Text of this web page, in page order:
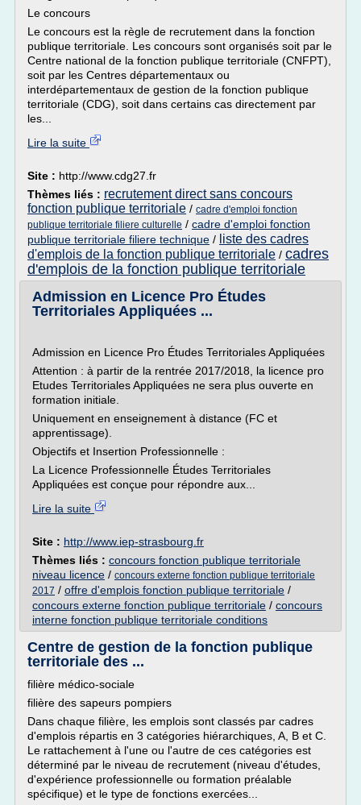
Le concours
Le concours est la règle de recrutement dans la fonction
publique territoriale. Les concours sont organisés soit par le
Centre national de la fonction publique territoriale (CNFPT),
soit par les Centres départementaux ou
interdépartementaux de gestion de la fonction publique
territoriale (CDG), soit dans certains cas directement par
les...
Lire la suite
Site : http://www.cdg27.fr
Thèmes liés : recrutement direct sans concours
fonction publique territoriale / cadre d'emploi fonction
publique territoriale filiere culturelle / cadre d'emploi fonction
publique territoriale filiere technique / liste des cadres
d'emplois de la fonction publique territoriale / cadres
d'emplois de la fonction publique territoriale
Admission en Licence Pro Études
Territoriales Appliquées ...
Admission en Licence Pro Études Territoriales Appliquées
Attention : à partir de la rentrée 2017/2018, la licence pro
Etudes Territoriales Appliquées ne sera plus ouverte en
formation initiale.
Uniquement en enseignement à distance (FC et
apprentissage).
Objectifs et Insertion Professionnelle :
La Licence Professionnelle Études Territoriales
Appliquées est conçue pour répondre aux...
Lire la suite
Site : http://www.iep-strasbourg.fr
Thèmes liés : concours fonction publique territoriale
niveau licence / concours externe fonction publique territoriale
2017 / offre d'emplois fonction publique territoriale /
concours externe fonction publique territoriale / concours
interne fonction publique territoriale conditions
Centre de gestion de la fonction publique
territoriale des ...
filière médico-sociale
filière des sapeurs pompiers
Dans chaque filière, les emplois sont classés par cadres
d'emplois répartis en 3 catégories hiérarchiques, A, B et C.
Le rattachement à l'une ou l'autre de ces catégories est
déterminé par le niveau de recrutement (niveau d'études,
d'expérience professionnelle ou formation préalable
spécifique) et le type de fonctions exercées...